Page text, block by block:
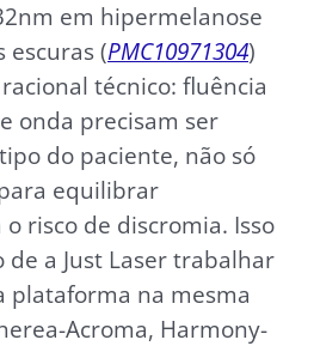
em hipermelanose
escuras (PMC10971304)
técnico: fluência
onda precisam ser
do paciente, não só
equilibrar
risco de discromia. Isso
a Just Laser trabalhar
plataforma na mesma
Acroma, Harmony-